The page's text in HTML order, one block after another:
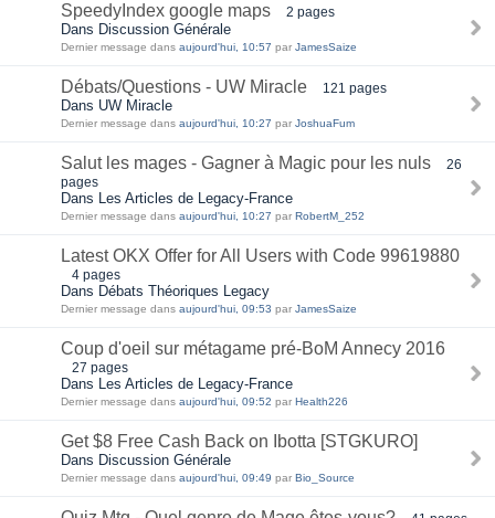
SpeedyIndex google maps 2 pages
Dans Discussion Générale
Dernier message dans aujourd'hui, 10:57 par JamesSaize
Débats/Questions - UW Miracle 121 pages
Dans UW Miracle
Dernier message dans aujourd'hui, 10:27 par JoshuaFum
Salut les mages - Gagner à Magic pour les nuls
26
pages
Dans Les Articles de Legacy-France
Dernier message dans aujourd'hui, 10:27 par RobertM_252
Latest OKX Offer for All Users with Code 99619880
4 pages
Dans Débats Théoriques Legacy
Dernier message dans aujourd'hui, 09:53 par JamesSaize
Coup d'oeil sur métagame pré-BoM Annecy 2016
27 pages
Dans Les Articles de Legacy-France
Dernier message dans aujourd'hui, 09:52 par Health226
Get $8 Free Cash Back on Ibotta [STGKURO]
Dans Discussion Générale
Dernier message dans aujourd'hui, 09:49 par Bio_Source